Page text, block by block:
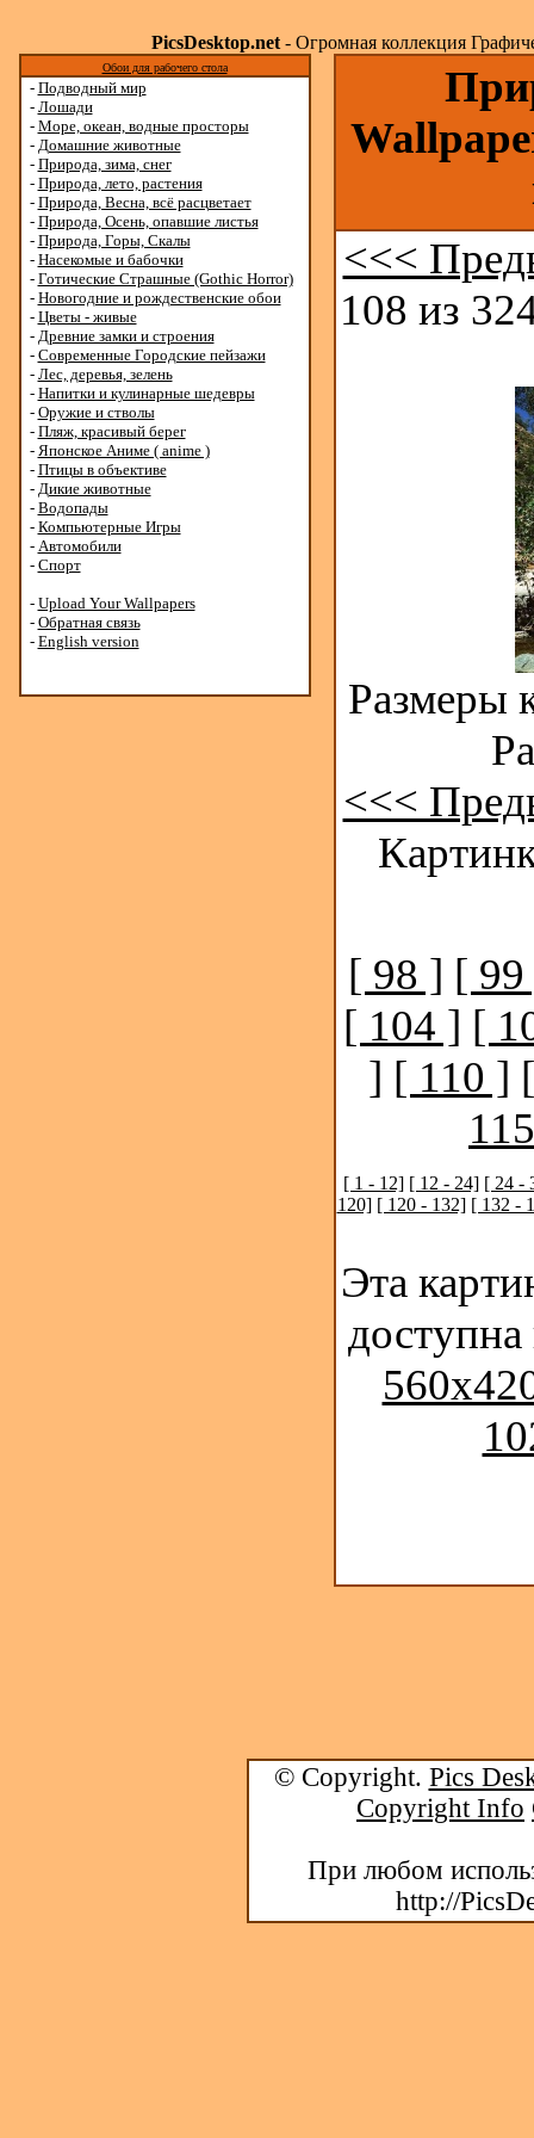
PicsDesktop.net- Огромная коллекция
Обои для рабочего стола
- Подводный мир
- Лошади
- Море, океан, водные просторы
- Домашние животные
- Природа, зима, снег
- Природа, лето, растения
- Природа, Весна, всё расцветает
- Природа, Осень, опавшие листья
- Природа, Горы, Скалы
- Насекомые и бабочки
- Готические Страшные (Gothic Horror)
- Новогодние и рождественские обои
- Цветы - живые
- Древние замки и строения
- Современные Городские пейзажи
- Лес, деревья, зелень
- Напитки и кулинарные шедевры
- Оружие и стволы
- Пляж, красивый берег
- Японское Аниме ( anime )
- Птицы в объективе
- Дикие животные
- Водопады
- Компьютерные Игры
- Автомобили
- Спорт
- Upload Your Wallpapers
- Обратная связь
- English version
<<<
108 из
Размеры
<<<
[ 98 ] [
[ 104 ] [
] [ 110 ]
[ 1 - 12] [ 12 - 24] [ 24 -
120] [ 120 - 132] [ 132 -
Эта
© Copyright. Pics
Copyright Info
При любом
http://